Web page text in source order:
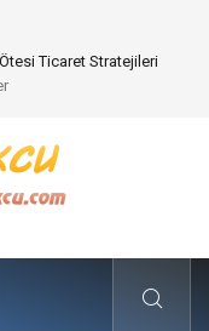
Yüksek Performans